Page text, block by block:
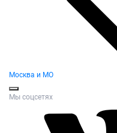
Москва и МО
Мы соцсетях